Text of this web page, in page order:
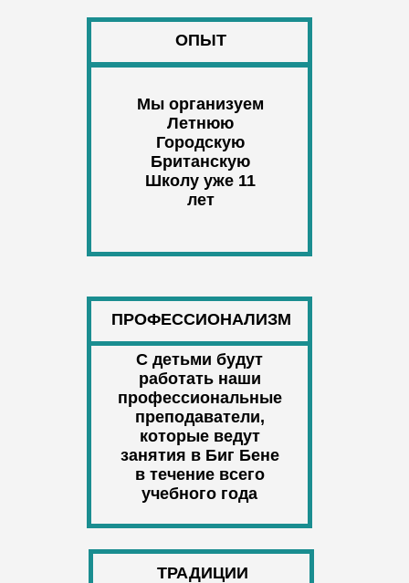
Мы организуем
Летнюю
Городскую
Британскую
Школу уже 11
лет
С детьми будут
работать наши
профессиональные
преподаватели,
которые ведут
занятия в Биг Бене
в течение всего
учебного года
ОПЫТ
ПРОФЕССИОНАЛИЗМ
ТРАДИЦИИ
ПОДРОСТКИ